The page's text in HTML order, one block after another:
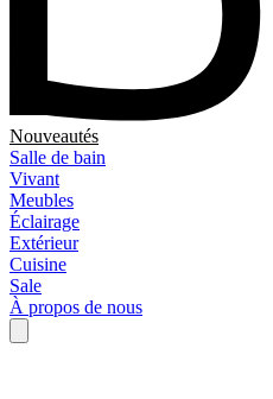
Nouveautés
Salle de bain
Vivant
Meubles
Éclairage
Extérieur
Cuisine
Sale
À propos de nous